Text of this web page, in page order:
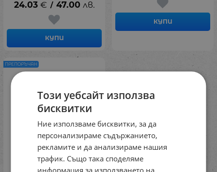
24.03 € / 47.00 лв.
КУПИ
КУПИ
Езикови карти -
ПРЕПОРЪЧАН
Този уебсайт използва
бисквитки
Ние използваме бисквитки, за да
персонализираме съдържанието,
рекламите и да анализираме нашия
трафик. Също така споделяме
информация за използването на